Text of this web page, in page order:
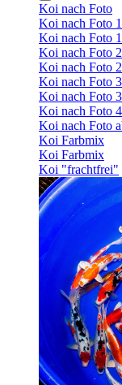
Koi nach Foto
Koi nach Foto
Koi nach Foto
Koi nach Foto
Koi nach Foto
Koi nach Foto
Koi nach Foto
Koi nach Foto
Koi nach Foto
Koi Farbmix
Koi Farbmix
Koi "frachtfrei"